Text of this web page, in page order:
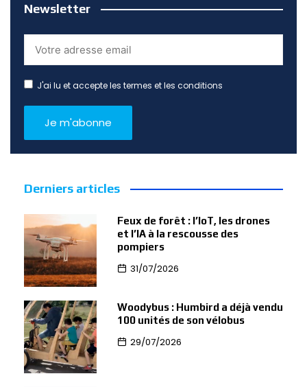
Newsletter
J'ai lu et accepte les termes et les conditions
Derniers articles
Feux de forêt : l’IoT, les drones
et l’IA à la rescousse des
pompiers
31/07/2026
Woodybus : Humbird a déjà vendu
100 unités de son vélobus
29/07/2026